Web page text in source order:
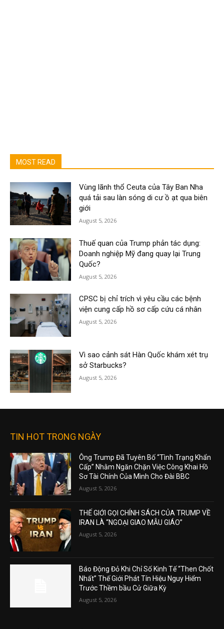
MOST READ
Vùng lãnh thổ Ceuta của Tây Ban Nha
quá tải sau làn sóng di cư ồ ạt qua biên
giới
August 5, 2026
Thuế quan của Trump phản tác dụng:
Doanh nghiệp Mỹ đang quay lại Trung
Quốc?
August 5, 2026
CPSC bị chỉ trích vì yêu cầu các bệnh
viện cung cấp hồ sơ cấp cứu cá nhân
August 5, 2026
Vì sao cảnh sát Hàn Quốc khám xét trụ
sở Starbucks?
August 5, 2026
TIN HOT TRONG NGÀY
Ông Trump Đã Tuyên Bố “Tình Trạng Khẩn
Cấp” Nhằm Ngăn Chặn Việc Công Khai Hồ
Sơ Tài Chính Của Mình Cho Đài BBC
August 5, 2026
THẾ GIỚI GỌI CHÍNH SÁCH CỦA TRUMP VỀ
IRAN LÀ “NGOẠI GIAO MẪU GIÁO”
August 5, 2026
Báo Động Đỏ Khi Chỉ Số Kinh Tế “Then Chốt
Nhất” Thế Giới Phát Tín Hiệu Nguy Hiểm
Trước Thềm bầu Cử Giữa Kỳ
August 5, 2026